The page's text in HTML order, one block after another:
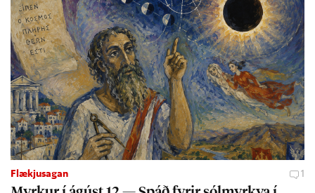
Flækjusagan 1